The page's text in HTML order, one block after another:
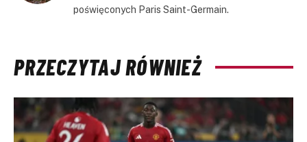
poświęconych Paris Saint-Germain.
PRZECZYTAJ RÓWNIEŻ